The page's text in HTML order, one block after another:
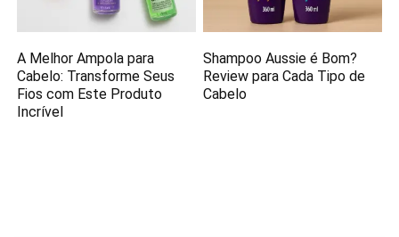
A Melhor Ampola para
Cabelo: Transforme Seus
Fios com Este Produto
Incrível
Shampoo Aussie é Bom?
Review para Cada Tipo de
Cabelo